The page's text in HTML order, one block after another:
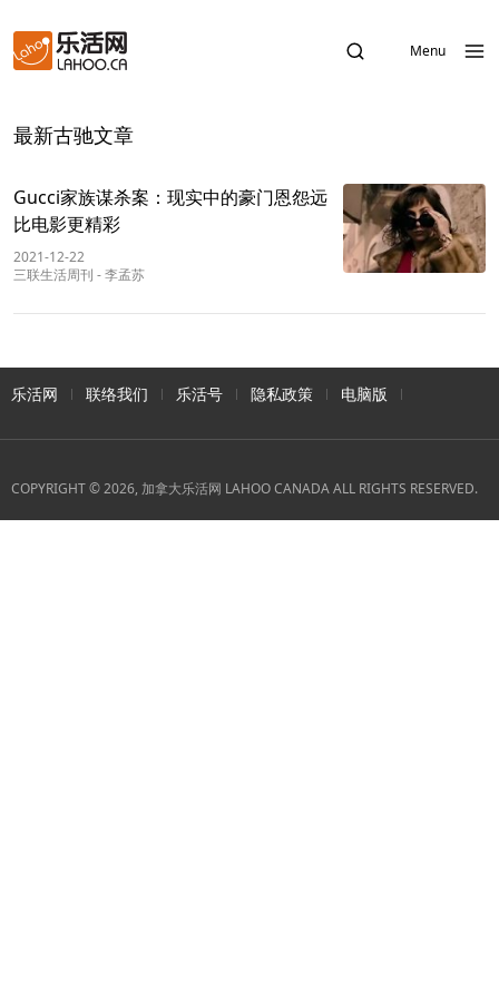
Menu
最新古驰文章
Gucci家族谋杀案：现实中的豪门恩怨远
比电影更精彩
2021-12-22
三联生活周刊 -李孟苏
乐活网 联络我们 乐活号 隐私政策 电脑版
COPYRIGHT © 2026, 加拿大乐活网 LAHOO CANADA ALL RIGHTS RESERVED.